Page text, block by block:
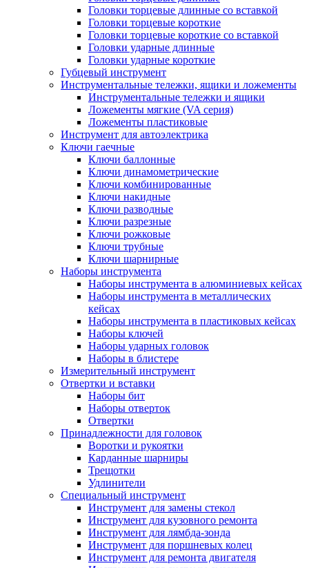
Головки торцевые длинные со вставкой
Головки торцевые короткие
Головки торцевые короткие со вставкой
Головки ударные длинные
Головки ударные короткие
Губцевый инструмент
Инструментальные тележки, ящики и ложементы
Инструментальные тележки и ящики
Ложементы мягкие (VA серия)
Ложементы пластиковые
Инструмент для автоэлектрика
Ключи гаечные
Ключи баллонные
Ключи динамометрические
Ключи комбинированные
Ключи накидные
Ключи разводные
Ключи разрезные
Ключи рожковые
Ключи трубные
Ключи шарнирные
Наборы инструмента
Наборы инструмента в алюминиевых кейсах
Наборы инструмента в металлических
кейсах
Наборы инструмента в пластиковых кейсах
Наборы ключей
Наборы ударных головок
Наборы в блистере
Измерительный инструмент
Отвертки и вставки
Наборы бит
Наборы отверток
Отвертки
Принадлежности для головок
Воротки и рукоятки
Карданные шарниры
Трещотки
Удлинители
Специальный инструмент
Инструмент для замены стекол
Инструмент для кузовного ремонта
Инструмент для лямбда-зонда
Инструмент для поршневых колец
Инструмент для ремонта двигателя